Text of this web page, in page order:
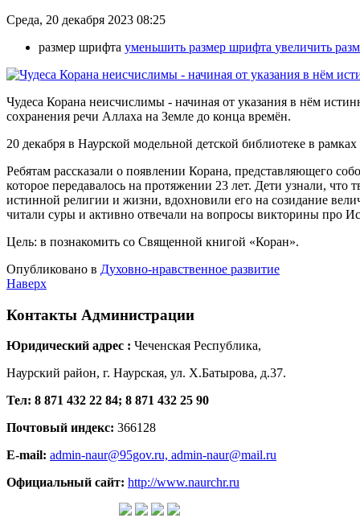
Среда, 20 декабря 2023 08:25
размер шрифта уменьшить размер шрифта увеличить
Чудеса Корана неисчислимы - начиная от указания в нём
сохранения речи Аллаха на Земле до конца времён.
20 декабря в Наурской модельной детской библиотеке в
Ребятам рассказали о появлении Корана, представляющего
которое передавалось на протяжении 23 лет. Дети узнали, что
истинной религии и жизни, вдохновили его на созидание
читали суры и активно отвечали на вопросы викторины про
Цель: в познакомить со Священной книгой «Коран».
Опубликовано в Духовно-нравственное развитие
Наверх
Контакты Администрации
Юридический адрес : Чеченская Республика,
Наурский район, г. Наурская, ул. Х.Батырова, д.37.
Тел: 8 871 432 22 84; 8 871 432 25 90
Почтовый индекс: 366128
E-mail: admin-naur@95gov.ru, admin-naur@mail.ru
Официальный сайт: http://www.naurchr.ru